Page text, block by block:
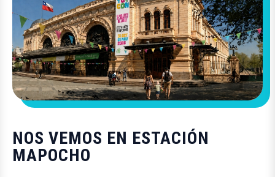
NOS VEMOS EN ESTACIÓN
MAPOCHO